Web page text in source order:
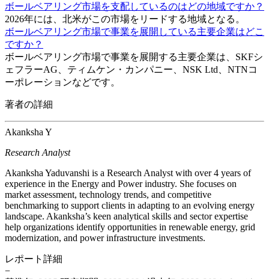
ボールベアリング市場を支配しているのはどの地域ですか？
2026年には、北米がこの市場をリードする地域となる。
ボールベアリング市場で事業を展開している主要企業はどこ
ですか？
ボールベアリング市場で事業を展開する主要企業は、SKFシ
ェフラーAG、ティムケン・カンパニー、NSK Ltd、NTNコ
ーポレーションなどです。
著者の詳細
Akanksha Y
Research Analyst
Akanksha Yaduvanshi is a Research Analyst with over 4 years of
experience in the Energy and Power industry. She focuses on
market assessment, technology trends, and competitive
benchmarking to support clients in adapting to an evolving energy
landscape. Akanksha’s keen analytical skills and sector expertise
help organizations identify opportunities in renewable energy, grid
modernization, and power infrastructure investments.
レポート詳細
−